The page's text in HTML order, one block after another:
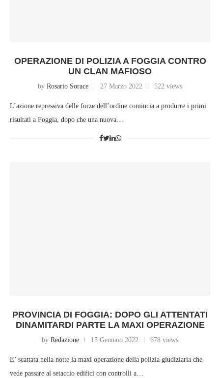
OPERAZIONE DI POLIZIA A FOGGIA CONTRO
UN CLAN MAFIOSO
by Rosario Sorace 27 Marzo 2022 522 views
L’azione repressiva delle forze dell’ordine comincia a produrre i primi
risultati a Foggia, dopo che una nuova…
PROVINCIA DI FOGGIA: DOPO GLI ATTENTATI
DINAMITARDI PARTE LA MAXI OPERAZIONE
by Redazione 15 Gennaio 2022 678 views
E’ scattata nella notte la maxi operazione della polizia giudiziaria che
vede passare al setaccio edifici con controlli a…